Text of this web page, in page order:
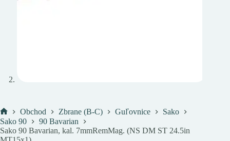
Domov
Obchod Zbrane (B-C) Guľovnice
Sako
Sako 90
90 Bavarian
Sako 90 Bavarian, kal. 7mmRemMag. (NS DM ST 24.5in